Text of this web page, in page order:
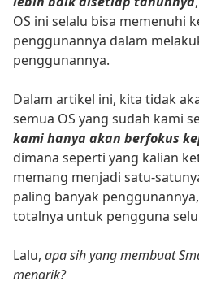
OS ini selalu bisa memenuhi
penggunannya dalam
penggunannya.
Dalam artikel ini, kita tidak
semua OS yang sudah kami
kami hanya akan berfokus
dimana seperti yang kalian
memang menjadi satu-
paling banyak
totalnya untuk pengguna
Lalu, apa sih yang membuat
menarik?